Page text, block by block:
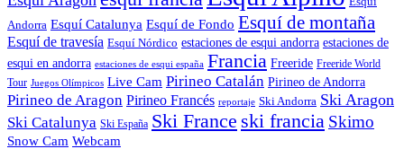
Andorra Esquí Catalunya Esquí de Fondo Esquí de montaña
Esquí de travesía Esquí Nórdico estaciones de esqui andorra estaciones de
esqui en andorra estaciones de esqui españa Francia Freeride Freeride World
Tour Juegos Olímpicos Live Cam Pirineo Catalán Pirineo de Andorra
Pirineo de Aragon Pirineo Francés reportaje Ski Andorra Ski Aragon
Ski Catalunya Ski España Ski France ski francia Skimo
Snow Cam Webcam